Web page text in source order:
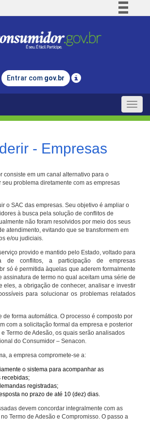
Comunica BR
Legislação
Entrar com gov.br
Toggle
- Empresas
consiste em um canal alternativo para o
seu problema diretamente com as empresas
o SAC das empresas. Seu objetivo é ampliar o
à busca pela solução de conflitos de
não foram resolvidos por meio dos seus
atendimento, evitando que se transformem em
e/ou judiciais.
provido e mantido pelo Estado, voltado para
de conflitos, a participação de empresas
só é permitida àquelas que aderem formalmente
assinatura de termo no qual aceitam uma série de
eles, a obrigação de conhecer, analisar e investir
para solucionar os problemas relatados
de forma automática. O processo é composto por
com a solicitação formal da empresa e posterior
Termo de Adesão, os quais serão analisados
do Consumidor – Senacon.
a empresa compromete-se a:
o sistema para acompanhar as
recebidas;
registradas;
no prazo de até 10 (dez) dias.
devem concordar integralmente com as
Termo de Adesão e Compromisso. O passo a